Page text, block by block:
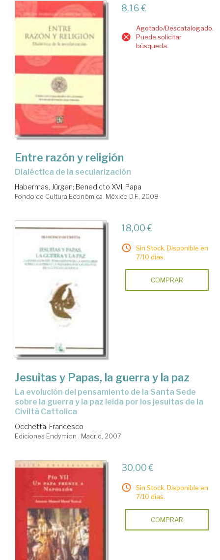
8,16 €
Agotado/Descatalogado.
Puede solicitar
búsqueda.
Entre razón y religión
dialéctica de la secularización
Habermas, Jürgen; Benedicto XVI, Papa
Fondo de Cultura Económica. México D.F., 2008
18,00 €
Sin Stock. Disponible en
7/10 días.
COMPRAR
Jesuitas y Papas, la guerra y la paz
la evolución del pensamiento de la Santa Sede
sobre la guerra y la paz leída por los jesuitas de la
Civiltà Cattolica
Occhetta, Francesco
Ediciones Endymion . Madrid, 2007
30,00 €
Sin Stock. Disponible en
7/10 días.
COMPRAR